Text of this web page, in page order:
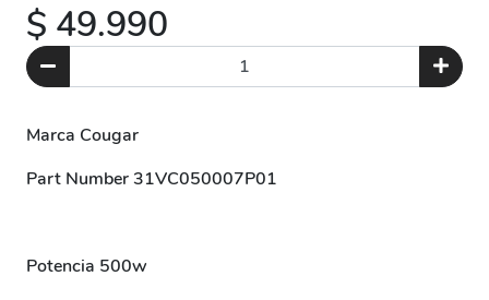
$ 49.990
Marca Cougar
Part Number 31VC050007P01
Potencia 500w